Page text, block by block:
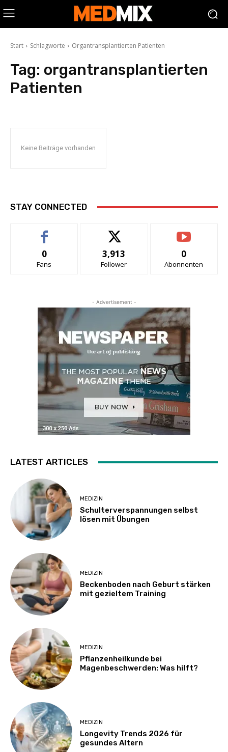
Start Schlagworte Organtransplantierten Patienten
Tag: organtransplantierten
Patienten
Keine Beiträge vorhanden
STAY CONNECTED
0
Fans
3,913
Follower
0
Abonnenten
- Advertisement -
LATEST ARTICLES
MEDIZIN
Schulterverspannungen selbst
lösen mit Übungen
MEDIZIN
Beckenboden nach Geburt stärken
mit gezieltem Training
MEDIZIN
Pflanzenheilkunde bei
Magenbeschwerden: Was hilft?
MEDIZIN
Longevity Trends 2026 für
gesundes Altern